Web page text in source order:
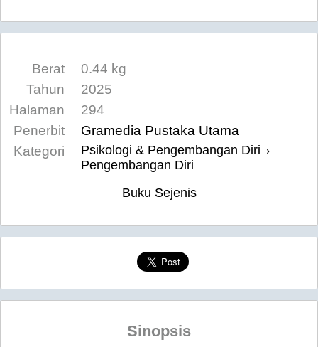
Berat
0.44 kg
Tahun
2025
Halaman
294
Penerbit
Gramedia Pustaka Utama
Kategori
Psikologi & Pengembangan Diri ›
Pengembangan Diri
Buku Sejenis
Sinopsis